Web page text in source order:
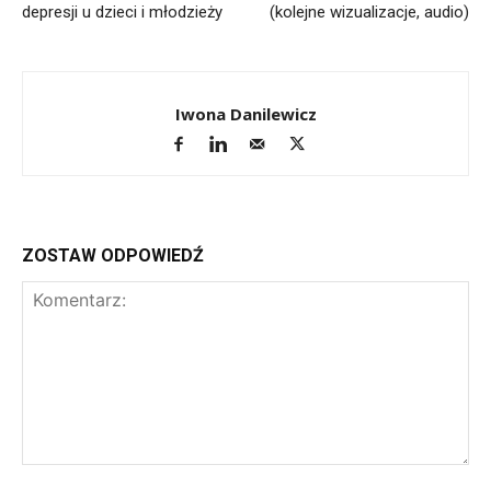
depresji u dzieci i młodzieży
(kolejne wizualizacje, audio)
Iwona Danilewicz
ZOSTAW ODPOWIEDŹ